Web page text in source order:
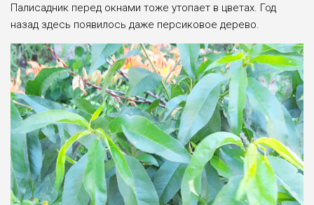
Палисадник перед окнами тоже утопает в цветах. Год
назад здесь появилось даже персиковое дерево.